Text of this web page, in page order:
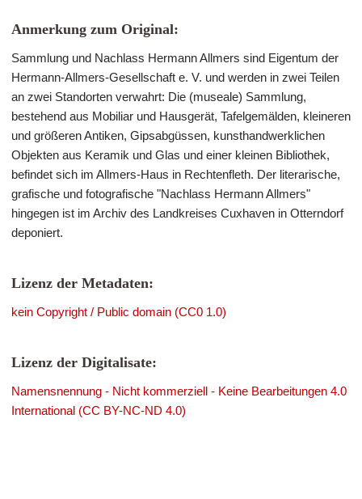
Anmerkung zum Original:
Sammlung und Nachlass Hermann Allmers sind Eigentum der
Hermann-Allmers-Gesellschaft e. V. und werden in zwei Teilen
an zwei Standorten verwahrt: Die (museale) Sammlung,
bestehend aus Mobiliar und Hausgerät, Tafelgemälden, kleineren
und größeren Antiken, Gipsabgüssen, kunsthandwerklichen
Objekten aus Keramik und Glas und einer kleinen Bibliothek,
befindet sich im Allmers-Haus in Rechtenfleth. Der literarische,
grafische und fotografische "Nachlass Hermann Allmers"
hingegen ist im Archiv des Landkreises Cuxhaven in Otterndorf
deponiert.
Lizenz der Metadaten:
kein Copyright / Public domain (CC0 1.0)
Lizenz der Digitalisate:
Namensnennung - Nicht kommerziell - Keine Bearbeitungen 4.0
International (CC BY-NC-ND 4.0)